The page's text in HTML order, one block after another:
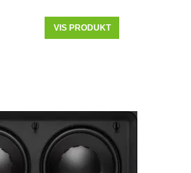
VIS PRODUKT